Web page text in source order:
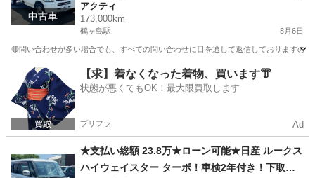
中古車
アクティ
173,000km
鶴ヶ島駅 8月6日
🔴問い合わせが多い場合でも、すべての問い合わせに目を通して返信しております
埼玉 川越市 鶴ヶ島駅 アクティ 車両
【求】着なくなった着物、買います👘
状態が悪くてもOK！最大限買取します
プリフラ Ad
★支払い総額 23.8万★ローン可能★日産 ルークス
ハイウェイスター ターボ！車検2年付き！下取